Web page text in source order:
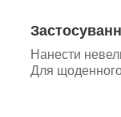
Нанести
Для